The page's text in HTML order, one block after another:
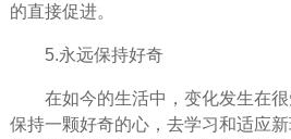
的直接促进。
5.永远保持好奇
在如今的生活中，变化发生在
保持一颗好奇的心，去学习和适应